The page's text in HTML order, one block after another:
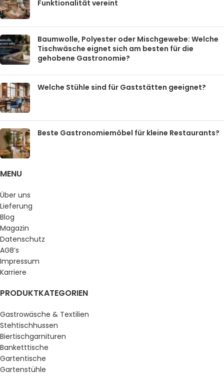
Funktionalität vereint
Baumwolle, Polyester oder Mischgewebe: Welche
Tischwäsche eignet sich am besten für die
gehobene Gastronomie?
Welche Stühle sind für Gaststätten geeignet?
Beste Gastronomiemöbel für kleine Restaurants?
MENU
Über uns
Lieferung
Blog
Magazin
Datenschutz
AGB’s
Impressum
Karriere
PRODUKTKATEGORIEN
Gastrowäsche & Textilien
Stehtischhussen
Biertischgarnituren
Banketttische
Gartentische
Gartenstühle